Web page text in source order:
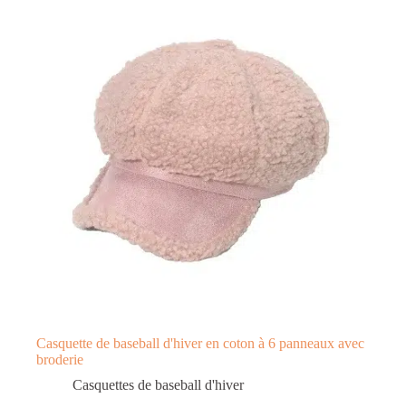
Casquette de baseball d'hiver en coton à 6 panneaux avec
broderie
Casquettes de baseball d'hiver